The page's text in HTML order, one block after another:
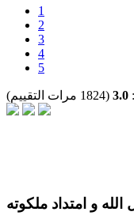
1
2
3
4
5
3.0 (1824 مرات التقييم)
و امتداد ملكوته